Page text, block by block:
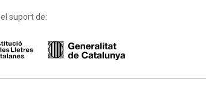
suport de: